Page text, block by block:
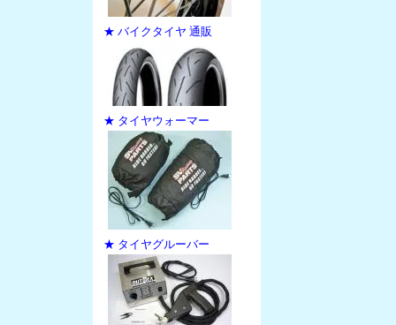
★ バイクタイヤ 通販
★ タイヤウォーマー
★ タイヤグルーバー